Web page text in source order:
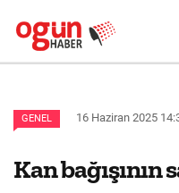
GENEL 16 Haziran 2025
Kan bağışının